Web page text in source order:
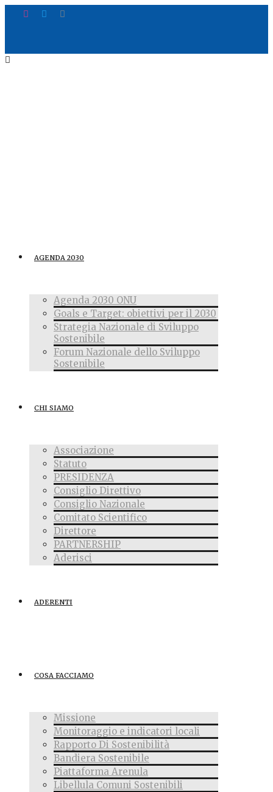
AGENDA 2030
Agenda 2030 ONU
Goals e Target: obiettivi per il 2030
Strategia Nazionale di Sviluppo
Sostenibile
Forum Nazionale dello Sviluppo
Sostenibile
CHI SIAMO
Associazione
Statuto
PRESIDENZA
Consiglio Direttivo
Consiglio Nazionale
Comitato Scientifico
Direttore
PARTNERSHIP
Aderisci
ADERENTI
COSA FACCIAMO
Missione
Monitoraggio e indicatori locali
Rapporto Di Sostenibilità
Bandiera Sostenibile
Piattaforma Arenula
Libellula Comuni Sostenibili